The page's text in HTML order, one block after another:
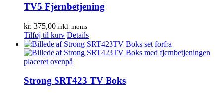
varianter.
Mulighederne
vælges
på
varesiden
TV5 Fjernbetjening
kr. 375,00 inkl. moms
Tilføj til kurv Details
Strong SRT423 TV Boks